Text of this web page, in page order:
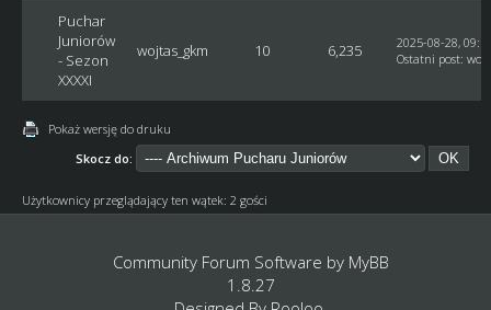
Puchar
Juniorów
- Sezon
XXXXI
wojtas_gkm 10 6,235
2025-08-28,
Ostatni post:
Pokaż wersję do druku
Skocz do:
Użytkownicy przeglądający ten wątek: 2 gości
Community Forum Software by MyBB
1.8.27